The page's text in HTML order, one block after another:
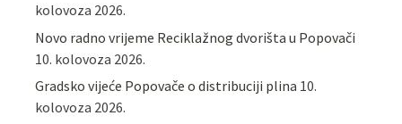
kolovoza 2026.
Novo radno vrijeme Reciklažnog dvorišta u Popovači
10. kolovoza 2026.
Gradsko vijeće Popovače o distribuciji plina 10.
kolovoza 2026.